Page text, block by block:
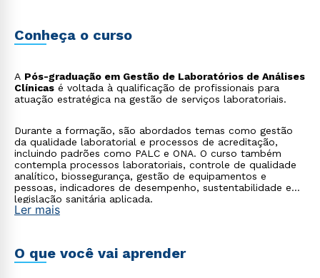
Conheça o curso
A Pós-graduação em Gestão de Laboratórios de Análises
Clínicas é voltada à qualificação de profissionais para
atuação estratégica na gestão de serviços laboratoriais.
Durante a formação, são abordados temas como gestão
da qualidade laboratorial e processos de acreditação,
incluindo padrões como PALC e ONA. O curso também
contempla processos laboratoriais, controle de qualidade
analítico, biossegurança, gestão de equipamentos e
pessoas, indicadores de desempenho, sustentabilidade e
legislação sanitária aplicada.
Ler mais
O que você vai aprender